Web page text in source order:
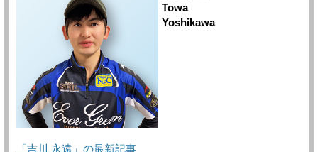
Towa
Yoshikawa
「吉川 永遠」の最新記事